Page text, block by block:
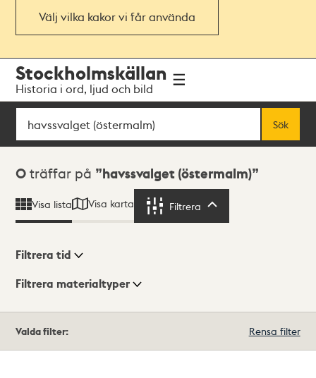
Välj vilka kakor vi får använda
navigationen
huvudinnehållet
Stockholmskällan
Historia i ord, ljud och bild
Sök
Sök
Sökresultat
0 träffar på havssvalget (östermalm)
Visa lista Visa karta Filtrera
Visningsläge
Filtrera tid
Filtrera materialtyper
träffar
Valda filter: Rensa filter